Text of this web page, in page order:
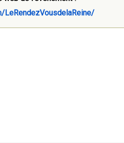
LeRendezVousdelaReine/